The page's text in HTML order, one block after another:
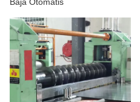
TENTANG KAMI